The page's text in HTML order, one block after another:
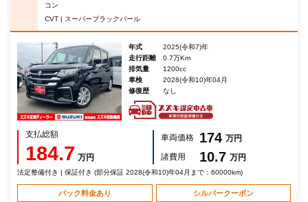
コン
CVT | スーパーブラックパール
年式
2025(令和7)年
走行距離
0.7万Km
排気量
1200cc
車検
2028(令和10)年04月
修復歴
なし
支払総額
184.7 万円
車両価格 174 万円
諸費用
10.7 万円
法定整備付き | 保証付き (部分保証 2028(令和10)年04月まで：60000km)
パック料金あり シルバークーポン